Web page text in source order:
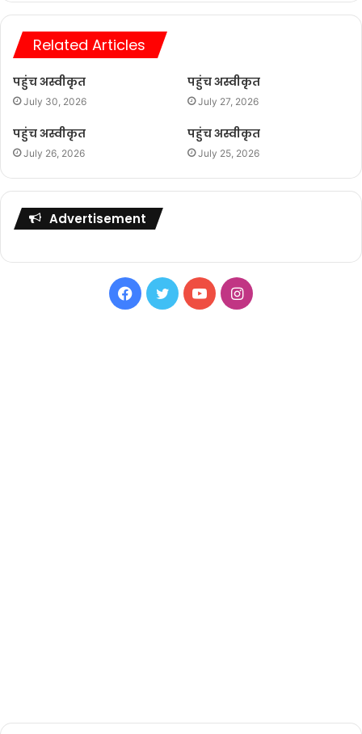
Related Articles
पहुंच अस्वीकृत
July 30, 2026
पहुंच अस्वीकृत
July 27, 2026
पहुंच अस्वीकृत
July 26, 2026
पहुंच अस्वीकृत
July 25, 2026
Advertisement
Facebook
TwitterYouTubeInstagram